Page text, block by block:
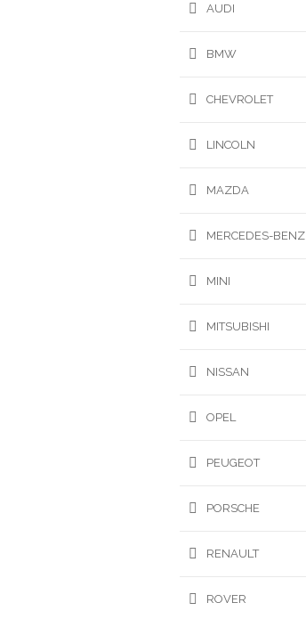
AUDI
BMW
CHEVROLET
LINCOLN
MAZDA
MERCEDES-BENZ
MINI
MITSUBISHI
NISSAN
OPEL
PEUGEOT
PORSCHE
RENAULT
ROVER